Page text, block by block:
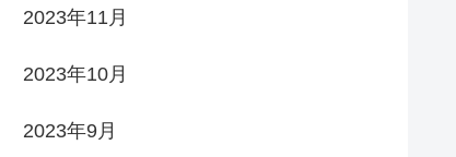
2023年11月
2023年10月
2023年9月